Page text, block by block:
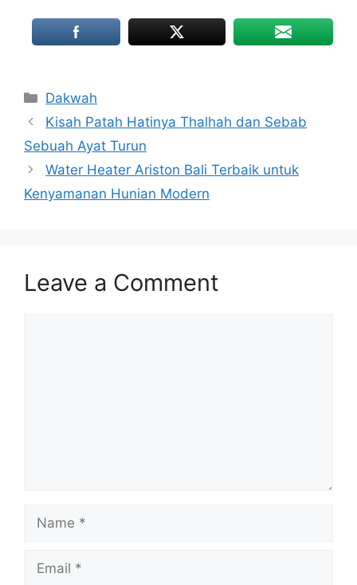
Categories
Dakwah
Kisah Patah Hatinya Thalhah dan Sebab
Sebuah Ayat Turun
Water Heater Ariston Bali Terbaik untuk
Kenyamanan Hunian Modern
Leave a Comment